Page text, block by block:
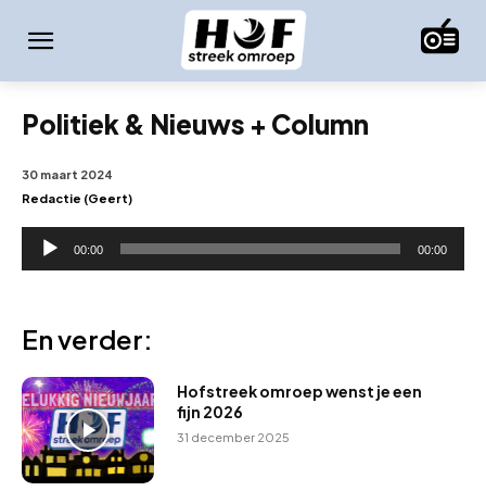
Politiek & Nieuws + Column
30 maart 2024
Redactie (Geert)
u
o
s
p
e
l
00:00 00:00
En verder:
Hofstreek omroep wenst je een
fijn 2026
31 december 2025